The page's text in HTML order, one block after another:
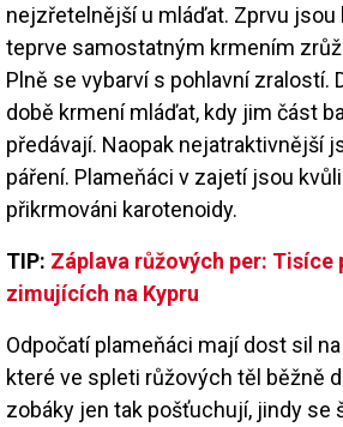
nejzřetelnější u mláďat. Zprvu jsou
teprve samostatným krmením
Plně se vybarví s pohlavní zralostí.
době krmení mláďat, kdy jim část
předávají. Naopak nejatraktivnější
páření. Plameňáci v zajetí jsou
přikrmováni karotenoidy.
TIP: Záplava růžových per: Tisíce
zimujících na Kypru
Odpočatí plameňáci mají dost sil
které ve spleti růžových těl běžně
zobáky jen tak pošťuchují, jindy se